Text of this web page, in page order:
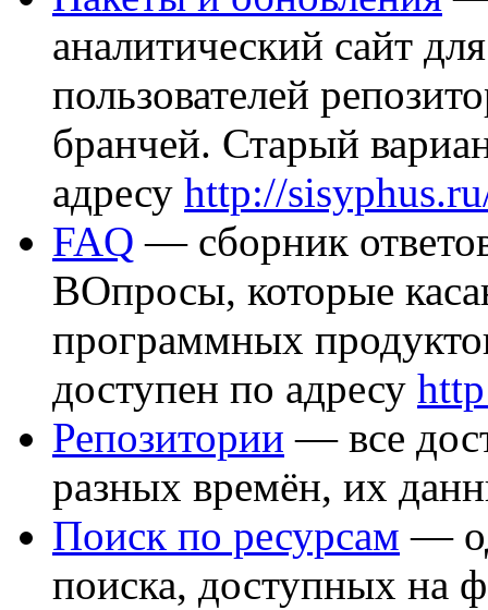
аналитический сайт
пользователей
бранчей. Старый
адресу http://
FAQ — сборник
ВОпросы, которые
программных
доступен по адресу
Репозитории — все
разных времён, их
Поиск по ресурсам —
поиска, доступных на